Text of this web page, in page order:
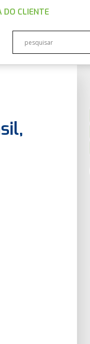
DO CLIENTE